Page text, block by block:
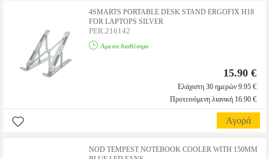
4SMARTS PORTABLE DESK STAND ERGOFIX H18
FOR LAPTOPS SILVER
PER.216142
Αμεσα διαθέσιμο
15.90 €
Ελάχιστη 30 ημερών 9.95 €
Προτεινόμενη λιανική 16.90 €
Αγορά
NOD TEMPEST NOTEBOOK COOLER WITH 150MM